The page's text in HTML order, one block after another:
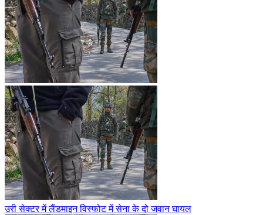
उरी सेक्टर में लैंडमाइन विस्फोट में सेना के दो जवान घायल